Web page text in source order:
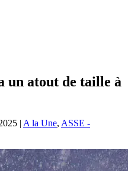
un atout de taille à
| A la Une, ASSE -